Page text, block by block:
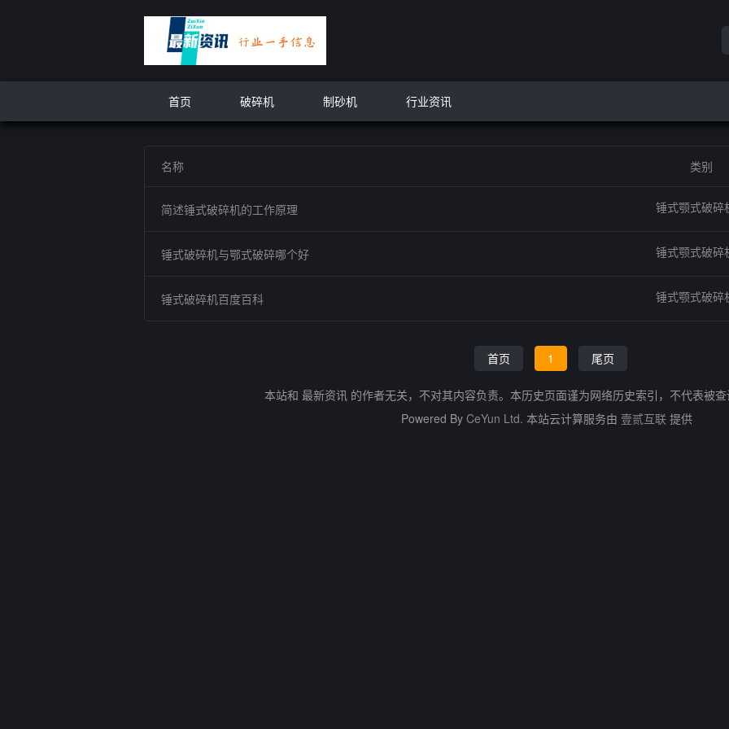
首页 破碎机 制砂机 行业资讯
名称 类别
简述锤式破碎机的工作原理 锤式颚式破碎
锤式破碎机与鄂式破碎哪个好 锤式颚式破碎
锤式破碎机百度百科 锤式颚式破碎
首页 1 尾页
本站和 最新资讯 的作者无关，不对其内容负责。本历史页面谨为网络历史索引，不代表被查
Powered By CeYun Ltd. 本站云计算服务由 壹贰互联 提供